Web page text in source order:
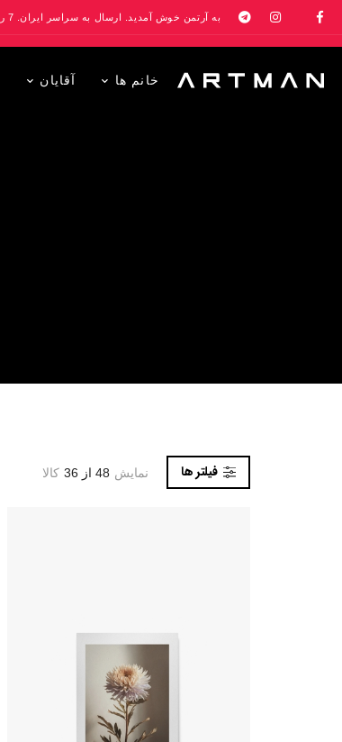
به آرتمن خوش آمدید. ارسال به سراسر ایران. 7 روز فرصت تست در منزل. 1 سال خدمات پس از فروش.
خانم ها آقایان
فیلتر ها نمایش 48 از 36 کالا